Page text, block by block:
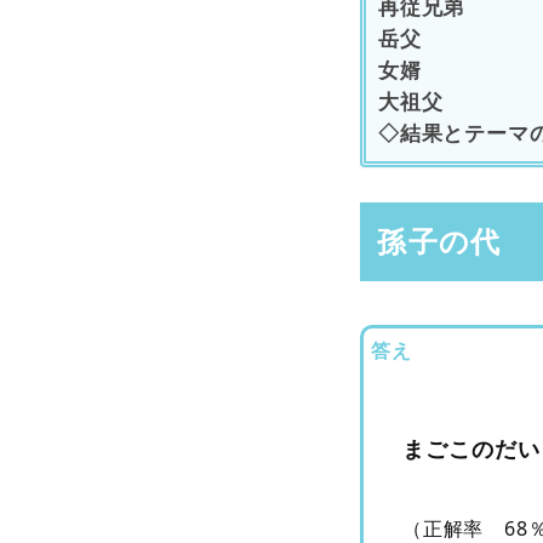
再従兄弟
岳父
女婿
大祖父
◇結果とテーマ
孫子の代
答え
まごこのだい
（正解率 68％